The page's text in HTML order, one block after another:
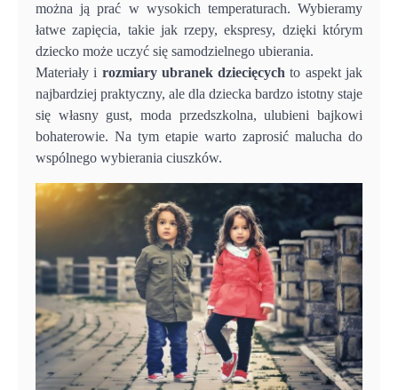
można ją prać w wysokich temperaturach. Wybieramy
łatwe zapięcia, takie jak rzepy, ekspresy, dzięki którym
dziecko może uczyć się samodzielnego ubierania.
Materiały i rozmiary ubranek dziecięcych to aspekt jak
najbardziej praktyczny, ale dla dziecka bardzo istotny staje
się własny gust, moda przedszkolna, ulubieni bajkowi
bohaterowie. Na tym etapie warto zaprosić malucha do
wspólnego wybierania ciuszków.